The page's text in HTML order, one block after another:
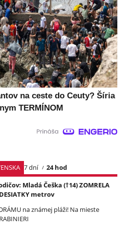
na ceste do Ceuty? Šíria
TERMÍNOM
7 dní
24 hod
Mladá Češka (†14) ZOMRELA
metrov
na známej pláži! Na mieste